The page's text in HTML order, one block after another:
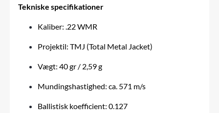
Tekniske specifikationer
Kaliber: .22 WMR
Projektil: TMJ (Total Metal Jacket)
Vægt: 40 gr / 2,59 g
Mundingshastighed: ca. 571 m/s
Ballistisk koefficient: 0.127